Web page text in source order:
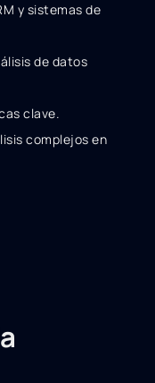
y sistemas de
de datos
clave.
complejos en